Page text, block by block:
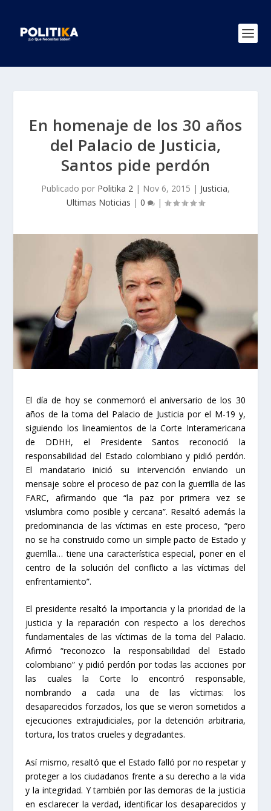
En homenaje de los 30 años
del Palacio de Justicia,
Santos pide perdón
Publicado por Politika 2 | Nov 6, 2015 | Justicia,
Ultimas Noticias | 0 |
El día de hoy se conmemoró el aniversario de los 30
años de la toma del Palacio de Justicia por el M-19 y,
siguiendo los lineamientos de la Corte Interamericana
de DDHH, el Presidente Santos reconoció la
responsabilidad del Estado colombiano y pidió perdón.
El mandatario inició su intervención enviando un
mensaje sobre el proceso de paz con la guerrilla de las
FARC, afirmando que “la paz por primera vez se
vislumbra como posible y cercana”. Resaltó además la
predominancia de las víctimas en este proceso, “pero
no se ha construido como un simple pacto de Estado y
guerrilla… tiene una característica especial, poner en el
centro de la solución del conflicto a las víctimas del
enfrentamiento”.
El presidente resaltó la importancia y la prioridad de la
justicia y la reparación con respecto a los derechos
fundamentales de las víctimas de la toma del Palacio.
Afirmó “reconozco la responsabilidad del Estado
colombiano” y pidió perdón por todas las acciones por
las cuales la Corte lo encontró responsable,
nombrando a cada una de las víctimas: los
desaparecidos forzados, los que se vieron sometidos a
ejecuciones extrajudiciales, por la detención arbitraria,
tortura, los tratos crueles y degradantes.
Así mismo, resaltó que el Estado falló por no respetar y
proteger a los ciudadanos frente a su derecho a la vida
y la integridad. Y también por las demoras de la justicia
en esclarecer la verdad, identificar los desaparecidos y